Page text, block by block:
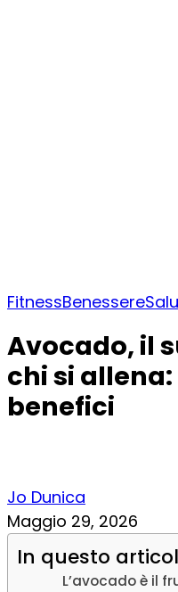
FitnessBenessere
Avocado, il
chi si
benefici
Jo Dunica
Maggio 29, 2026
In questo
L’avocado è il